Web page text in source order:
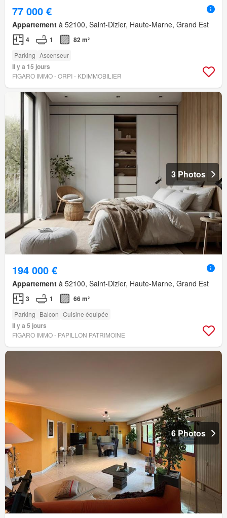
77 000 €
Appartement à 52100, Saint-Dizier, Haute-Marne, Grand Est
4 1 82 m²
Parking Ascenseur
Il y a 15 jours
FIGARO IMMO - ORPI - KDIMMOBILIER
3 Photos
194 000 €
Appartement à 52100, Saint-Dizier, Haute-Marne, Grand Est
3 1 66 m²
Parking Balcon Cuisine équipée
Il y a 5 jours
FIGARO IMMO - PAPILLON PATRIMOINE
6 Photos